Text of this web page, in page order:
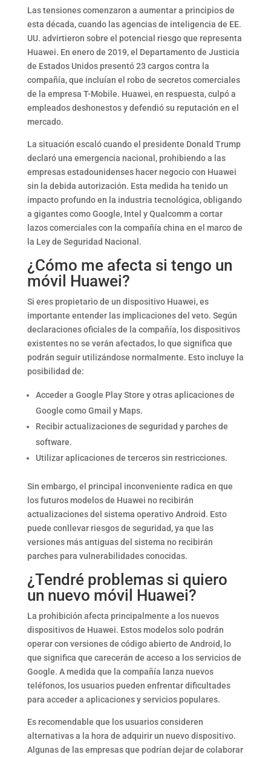
Las tensiones comenzaron a aumentar a principios de
esta década, cuando las agencias de inteligencia de EE.
UU. advirtieron sobre el potencial riesgo que representa
Huawei. En enero de 2019, el Departamento de Justicia
de Estados Unidos presentó 23 cargos contra la
compañía, que incluían el robo de secretos comerciales
de la empresa T-Mobile. Huawei, en respuesta, culpó a
empleados deshonestos y defendió su reputación en el
mercado.
La situación escaló cuando el presidente Donald Trump
declaró una emergencia nacional, prohibiendo a las
empresas estadounidenses hacer negocio con Huawei
sin la debida autorización. Esta medida ha tenido un
impacto profundo en la industria tecnológica, obligando
a gigantes como Google, Intel y Qualcomm a cortar
lazos comerciales con la compañía china en el marco de
la Ley de Seguridad Nacional.
¿Cómo me afecta si tengo un
móvil Huawei?
Si eres propietario de un dispositivo Huawei, es
importante entender las implicaciones del veto. Según
declaraciones oficiales de la compañía, los dispositivos
existentes no se verán afectados, lo que significa que
podrán seguir utilizándose normalmente. Esto incluye la
posibilidad de:
Acceder a Google Play Store y otras aplicaciones de
Google como Gmail y Maps.
Recibir actualizaciones de seguridad y parches de
software.
Utilizar aplicaciones de terceros sin restricciones.
Sin embargo, el principal inconveniente radica en que
los futuros modelos de Huawei no recibirán
actualizaciones del sistema operativo Android. Esto
puede conllevar riesgos de seguridad, ya que las
versiones más antiguas del sistema no recibirán
parches para vulnerabilidades conocidas.
¿Tendré problemas si quiero
un nuevo móvil Huawei?
La prohibición afecta principalmente a los nuevos
dispositivos de Huawei. Estos modelos solo podrán
operar con versiones de código abierto de Android, lo
que significa que carecerán de acceso a los servicios de
Google. A medida que la compañía lanza nuevos
teléfonos, los usuarios pueden enfrentar dificultades
para acceder a aplicaciones y servicios populares.
Es recomendable que los usuarios consideren
alternativas a la hora de adquirir un nuevo dispositivo.
Algunas de las empresas que podrían dejar de colaborar